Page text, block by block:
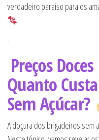
verdadeiro paraíso para os
.
Preços
Quanto
Sem Açúcar?
A doçura dos brigadeiros sem